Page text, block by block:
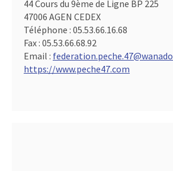
44 Cours du 9ème de Ligne BP 225
47006 AGEN CEDEX
Téléphone : 05.53.66.16.68
Fax : 05.53.66.68.92
Email :
https://www.peche47.com